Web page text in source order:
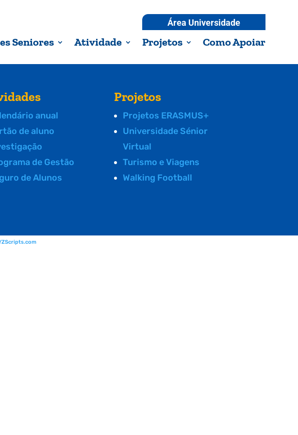
Área Universidade
Seniores Atividade Projetos Como Apoiar
anual
de aluno
de Gestão
de Alunos
Projetos
Projetos ERASMUS+
Universidade Sénior
Virtual
Turismo e Viagens
Walking Football